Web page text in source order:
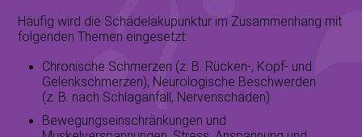
Häufig wird die Schädelakupunktur im Zusammenhang mit
folgenden Themen eingesetzt:
Chronische Schmerzen (z. B. Rücken-, Kopf- und
Gelenkschmerzen), Neurologische Beschwerden
(z. B. nach Schlaganfall, Nervenschäden)
Bewegungseinschränkungen und